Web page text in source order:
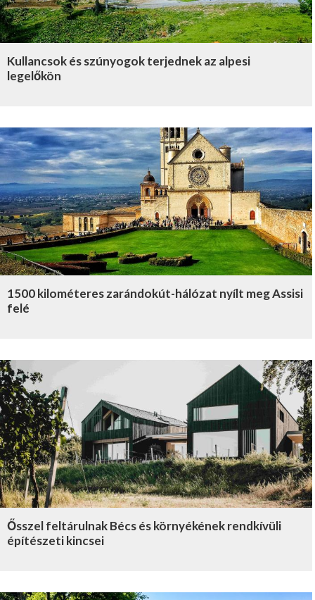
Kullancsok és szúnyogok terjednek az alpesi
legelőkön
1500 kilométeres zarándokút-hálózat nyílt meg Assisi
felé
Ősszel feltárulnak Bécs és környékének rendkívüli
építészeti kincsei